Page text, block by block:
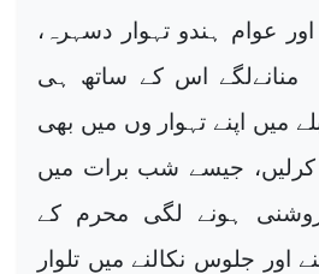
عوام ہندو تہوار دسہرہ،
منانےلگے اس کے ساتھ ہی
میں اپنے تہوار وں میں بھی
کرلیں، جیسے شب برات میں
ہونے لگی محرم کے
اور جلوس نکالنے میں تلوار